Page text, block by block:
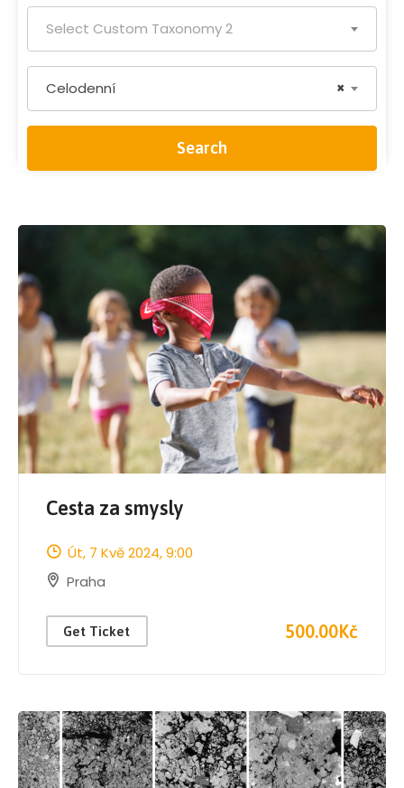
Select Custom Taxonomy 2
×
Celodenní
Cesta za smysly
Út, 7 Kvě 2024, 9:00
Praha
Get Ticket 500.00Kč